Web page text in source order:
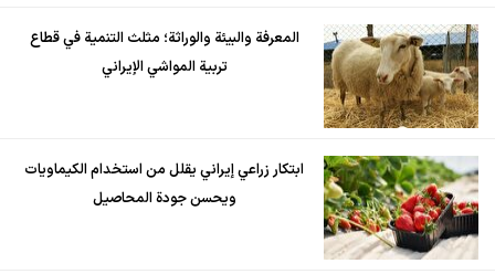
المعرفة والبيئة والوراثة؛ مثلث التنمية في قطاع
تربية المواشي الإيراني
ابتكار زراعي إيراني يقلل من استخدام الكيماويات
ويحسن جودة المحاصيل